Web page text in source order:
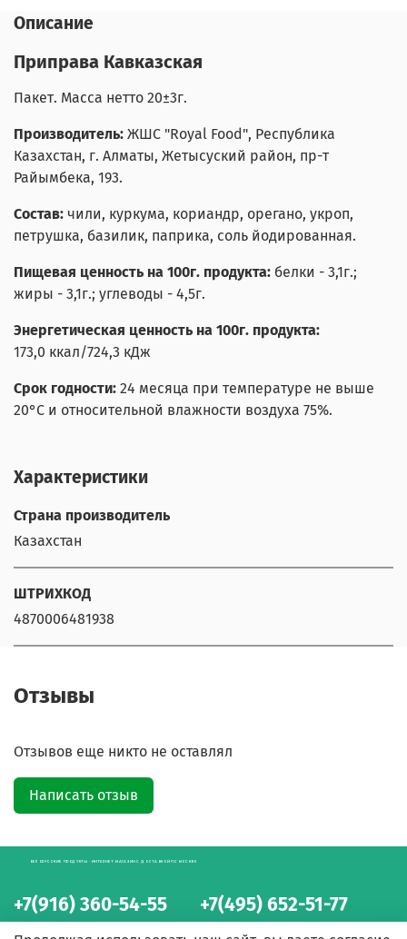
Описание
Приправа Кавказская
Пакет. Масса нетто 20±3г.
Производитель: ЖШС "Royal Food", Республика
Казахстан, г. Алматы, Жетысуский район, пр-т
Райымбека, 193.
Состав: чили, куркума, кориандр, орегано, укроп,
петрушка, базилик, паприка, соль йодированная.
Пищевая ценность на 100г. продукта: белки - 3,1г.;
жиры - 3,1г.; углеводы - 4,5г.
Энергетическая ценность на 100г. продукта:
173,0 ккал/724,3 кДж
Срок годности: 24 месяца при температуре не выше
20°С и относительной влажности воздуха 75%.
Характеристики
Страна производитель
Казахстан
ШТРИХКОД
4870006481938
Отзывы
Отзывов еще никто не оставлял
Написать отзыв
+7(916) 360-54-55
интернет-магазин
+7(495) 652-51-77
интернет-магазин
БЕЛОРУССКИЕ ПРОДУКТЫ - ИНТЕРНЕТ-МАГАЗИН С ДОСТАВКОЙ ПО МОСКВЕ